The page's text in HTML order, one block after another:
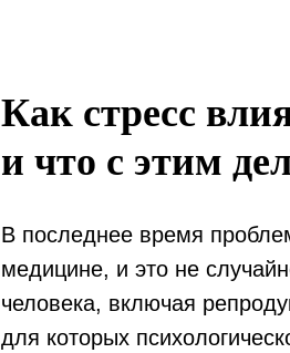
Как стресс
и что с этим
В последнее время
медицине, и это не
человека, включая
для которых